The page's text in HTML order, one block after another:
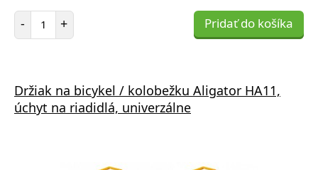
- Počet položiek
+ Pridať do košíka
Držiak na bicykel / kolobežku Aligator HA11,
úchyt na riadidlá, univerzálne